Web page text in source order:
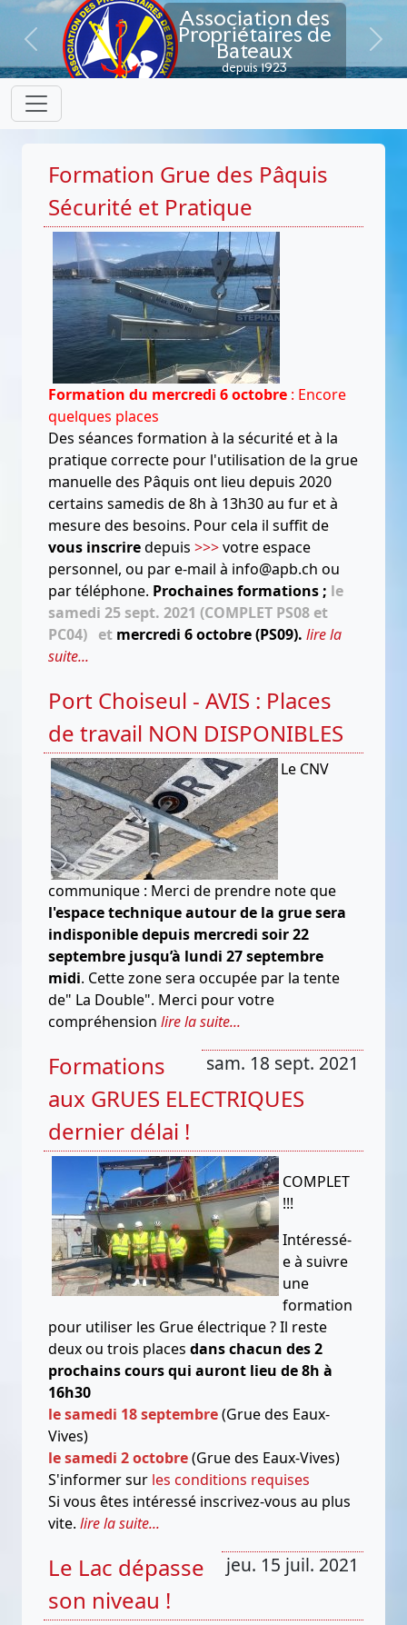
Association des
Propriétaires de
Bateaux
depuis 1923
Previous Next
Formation Grue des Pâquis
Sécurité et Pratique
Formation du mercredi 6 octobre : Encore
quelques places
Des séances formation à la sécurité et à la
pratique correcte pour l'utilisation de la grue
manuelle des Pâquis ont lieu depuis 2020
certains samedis de 8h à 13h30 au fur et à
mesure des besoins. Pour cela il suffit de
vous inscriredepuis >>>votre espace
personnel, ou par e-mail à info@apb.ch ou
par téléphone. Prochaines formations ; le
samedi 25 sept. 2021 (COMPLET PS08 et
PC04) et mercredi 6 octobre (PS09). lire la
suite...
Port Choiseul - AVIS : Places
de travail NON DISPONIBLES
Le CNV
communique : Merci de prendre note que
l'espace technique autour de la grue sera
indisponible depuis mercredi soir 22
septembre jusqu’à lundi 27 septembre
midi. Cette zone sera occupée par la tente
de" La Double". Merci pour votre
compréhension lire la suite...
sam. 18 sept. 2021
Formations
aux GRUES ELECTRIQUES
dernier délai !
COMPLET
!!!
Intéressé-
e à suivre
une
formation
pour utiliser les Grue électrique ? Il reste
deux ou trois places dans chacun des 2
prochains cours qui auront lieu de 8h à
16h30
le samedi 18 septembre(Grue des Eaux-
Vives)
le samedi 2 octobre(Grue des Eaux-Vives)
S'informer sur les conditions requises
Si vous êtes intéressé inscrivez-vous au plus
vite. lire la suite...
jeu. 15 juil. 2021
Le Lac dépasse
son niveau !